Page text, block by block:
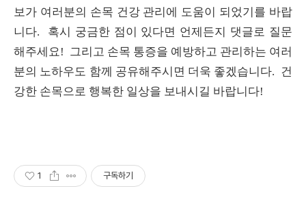
보가 여러분의 손목 건강 관리에 도움이 되었기를 바랍
니다. 혹시 궁금한 점이 있다면 언제든지 댓글로 질문
해주세요! 그리고 손목 통증을 예방하고 관리하는 여러
분의 노하우도 함께 공유해주시면 더욱 좋겠습니다. 건
강한 손목으로 행복한 일상을 보내시길 바랍니다!
1 구독하기